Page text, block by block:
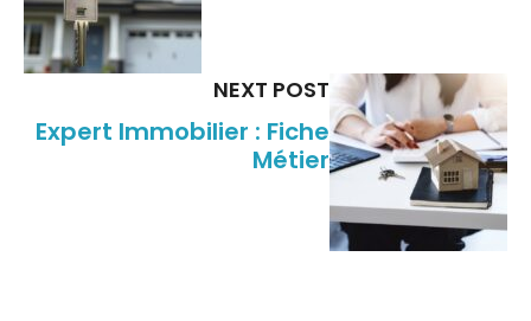
NEXT POST
Expert Immobilier : Fiche
Métier